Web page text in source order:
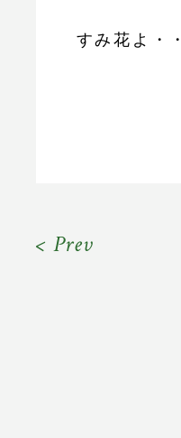
すみ花よ・
< Prev